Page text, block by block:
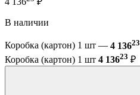
В наличии
Коробка (картон) 1 шт — 4 13623
Коробка (картон) 1 шт 4 13623 ₽